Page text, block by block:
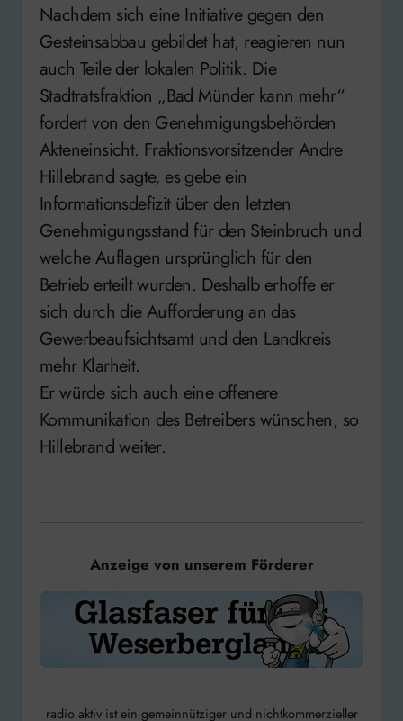
Nachdem sich eine Initiative gegen den
Gesteinsabbau gebildet hat, reagieren nun
auch Teile der lokalen Politik. Die
Stadtratsfraktion „Bad Münder kann mehr“
fordert von den Genehmigungsbehörden
Akteneinsicht. Fraktionsvorsitzender Andre
Hillebrand sagte, es gebe ein
Informationsdefizit über den letzten
Genehmigungsstand für den Steinbruch und
welche Auflagen ursprünglich für den
Betrieb erteilt wurden. Deshalb erhoffe er
sich durch die Aufforderung an das
Gewerbeaufsichtsamt und den Landkreis
mehr Klarheit.
Er würde sich auch eine offenere
Kommunikation des Betreibers wünschen, so
Hillebrand weiter.
Anzeige von unserem Förderer
radio aktiv ist ein gemeinnütziger und nichtkommerzieller